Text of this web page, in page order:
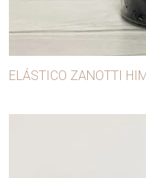
ELÁSTICO ZANOTTI